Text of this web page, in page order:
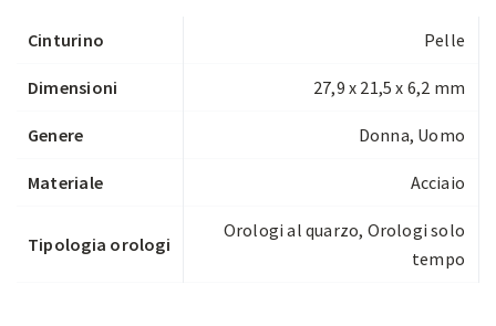
Cinturino Pelle
Dimensioni 27,9 x 21,5 x 6,2 mm
Genere Donna, Uomo
Materiale Acciaio
Tipologia orologi
Orologi al quarzo, Orologi solo
tempo